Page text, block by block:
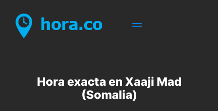
Hora exacta en Xaaji Mad
(Somalia)